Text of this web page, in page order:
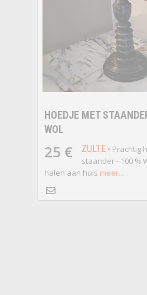
HOEDJE MET
WOL
25 € ZULTE• Prachtig
staander - 100 %
halen aan huis meer...